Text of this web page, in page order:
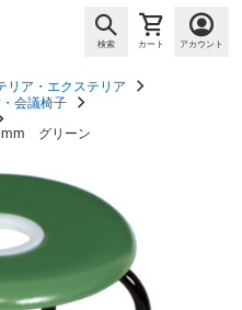
検索 カート アカウント
リア・エクステリア
会議椅子
グリーン